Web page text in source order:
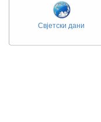
Свјетски дани